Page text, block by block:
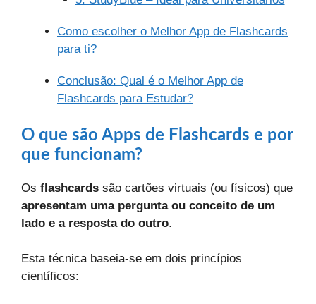
Como escolher o Melhor App de Flashcards
para ti?
Conclusão: Qual é o Melhor App de
Flashcards para Estudar?
O que são Apps de Flashcards e por
que funcionam?
Os flashcards são cartões virtuais (ou físicos) que
apresentam uma pergunta ou conceito de um
lado e a resposta do outro.
Esta técnica baseia-se em dois princípios
científicos: